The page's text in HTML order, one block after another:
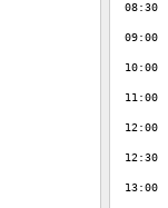
08:30
09:00
10:00
11:00
12:00
12:30
13:00